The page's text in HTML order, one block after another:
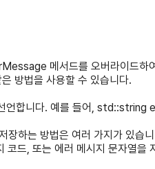
메서드를 오버라이드하
방법을 사용할 수 있습니다.
언합니다. 예를 들어, std::string
장하는 방법은 여러 가지가 있습
코드, 또는 에러 메시지 문자열을